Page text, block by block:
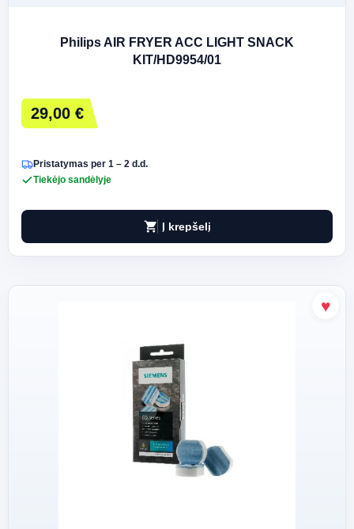
Philips AIR FRYER ACC LIGHT SNACK
KIT/HD9954/01
29,00 €
Pristatymas per 1 – 2 d.d.
Tiekėjo sandėlyje
shopping_cart Į krepšelį